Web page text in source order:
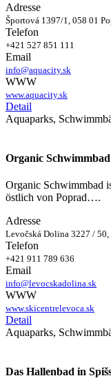
Adresse
Športová 1397/1, 058 01
Telefon
+421 527 851 111
Email
info@aquacity.sk
WWW
www.aquacity.sk
Detail
Aquaparks,
Organic
Organic Schwimmbad
östlich von Poprad….
Adresse
Levočská Dolina 3227 /
Telefon
+421 911 789 636
Email
info@levocskadolina.sk
WWW
www.skicentrelevoca.sk
Detail
Aquaparks,
Das Hallenbad in